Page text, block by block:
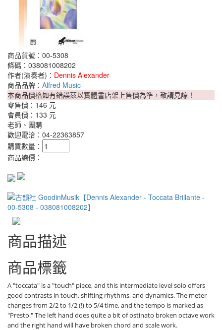
商品貨號：00-5308
條碼：038081008202
作者(演奏者)： Dennis Alexander
商品品牌： Alfred Music
本商品價格如有錯誤茲以實體書店架上售價為準，敬請見諒！
零售價： 146 元
會員價： 133 元
老師、團購
歡迎電洽：04-22363857
購買數量：
商品總價：
商品描述
商品標籤
A "toccata" is a "touch" piece, and this intermediate level solo offers
good contrasts in touch, shifting rhythms, and dynamics. The meter
changes from 2/2 to 1/2 (!) to 5/4 time, and the tempo is marked as
"Presto." The left hand does quite a bit of ostinato broken octave work
and the right hand will have broken chord and scale work.